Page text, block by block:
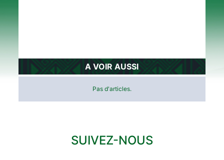
A VOIR AUSSI
Pas d'articles.
SUIVEZ-NOUS